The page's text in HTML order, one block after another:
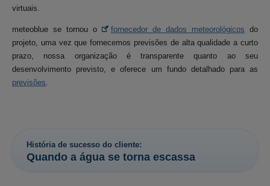
virtuais.
meteoblue se tornou o fornecedor de dados meteorológicos do
projeto, uma vez que fornecemos previsões de alta qualidade a curto
prazo, nossa organização é transparente quanto ao seu
desenvolvimento previsto, e oferece um fundo detalhado para as
previsões
História de sucesso do cliente:
Quando a água se torna escassa